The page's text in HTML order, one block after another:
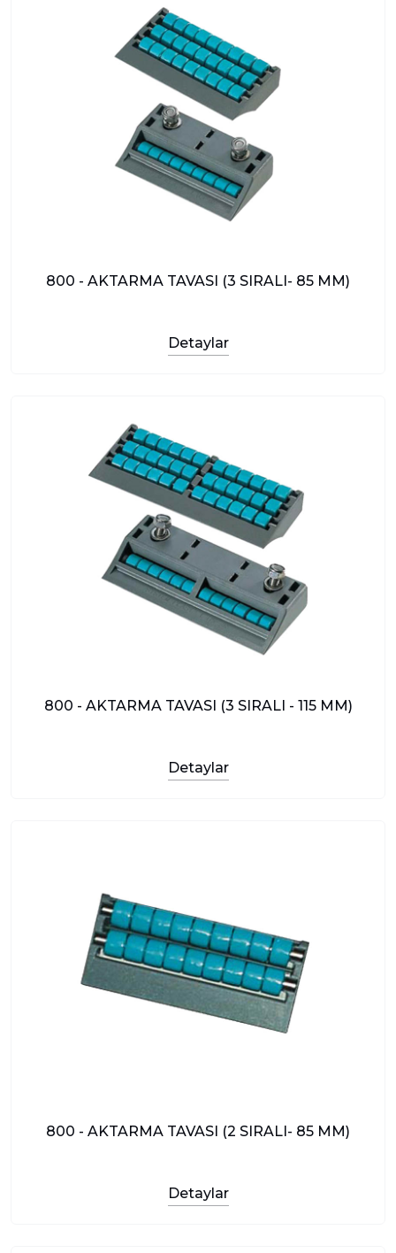
800 - AKTARMA TAVASI (3 SIRALI- 85 MM)
Detaylar
800 - AKTARMA TAVASI (3 SIRALI - 115 MM)
Detaylar
800 - AKTARMA TAVASI (2 SIRALI- 85 MM)
Detaylar